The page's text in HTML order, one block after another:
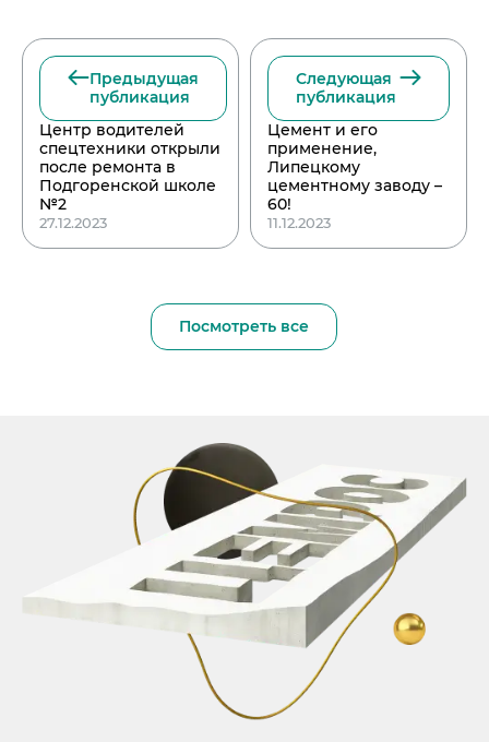
Предыдущая
публикация
Центр водителей
спецтехники открыли
после ремонта в
Подгоренской школе
№2
27.12.2023
Следующая
публикация
Цемент и его
применение,
Липецкому
цементному заводу –
60!
11.12.2023
Посмотреть все